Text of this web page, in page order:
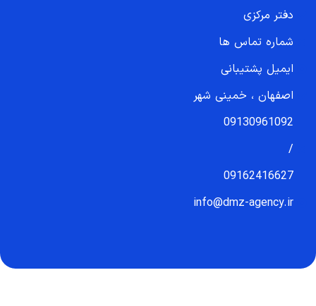
دفتر مرکزی
شماره تماس ها
ایمیل پشتیبانی
اصفهان ، خمینی شهر
09130961092
/
09162416627
info@dmz-agency.ir